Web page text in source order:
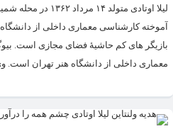
لیلا اوتادی
معماری داخلی از دانشگاه هنر تهران است.